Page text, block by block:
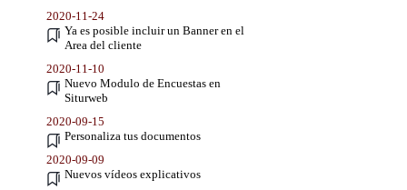
2020-11-24
Ya es posible incluir un Banner en el
Area del cliente
2020-11-10
Nuevo Modulo de Encuestas en
Siturweb
2020-09-15
Personaliza tus documentos
2020-09-09
Nuevos vídeos explicativos